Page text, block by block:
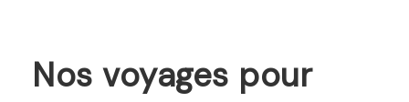
Nos voyages pour